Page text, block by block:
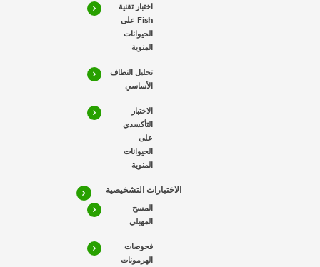
اختبار تقنية
Fish على
الحيوانات
المنوية
تحليل النطاف
الأساسي
الاختبار
التأكسدي
على
الحيوانات
المنوية
الاختبارات التشخيصية
المسح
المهبلي
فحوصات
الهرمونات